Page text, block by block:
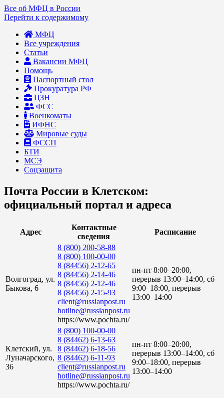
Все об МФЦ в России
Перейти к содержимому
МФЦ
Все учреждения
Статьи
Вакансии МФЦ
Помощь
Паспортный стол
Прокуратура РФ
ЦЗН
ФСС
Военкоматы
ИФНС
Мировые суды
ФССП
БТИ
МСЭ
Соцзащита
Почта России в Клетском:
официальный портал и адреса
Адрес
Контактные
сведения
Расписание
Волгоград, ул.
Быкова, 6
8 (800) 200-58-88
8 (800) 100-00-00
8 (84456) 2-12-65
8 (84456) 2-14-46
8 (84456) 2-12-46
8 (84456) 2-15-93
client@russianpost.ru
hotline@russianpost.ru
https://www.pochta.ru/
пн-пт 8:00–20:00,
перерыв 13:00–14:00, сб
9:00–18:00, перерыв
13:00–14:00
Клетский, ул.
Луначарского,
36
8 (800) 100-00-00
8 (84462) 6-13-63
8 (84462) 6-18-56
8 (84462) 6-11-93
client@russianpost.ru
hotline@russianpost.ru
https://www.pochta.ru/
пн-пт 8:00–20:00,
перерыв 13:00–14:00, сб
9:00–18:00, перерыв
13:00–14:00